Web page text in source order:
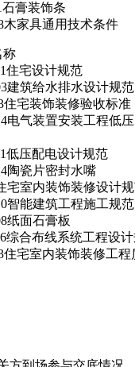
石膏装饰条
木家具通用技术条件
称
住宅设计规范
建筑给水排水设计规范
住宅装饰装修验收标准
电气装置安装工程低
低压配电设计规范
陶瓷片密封水嘴
宅室内装饰装修设计
智能建筑工程施工规范
纸面石膏板
综合布线系统工程设
住宅室内装饰装修工程